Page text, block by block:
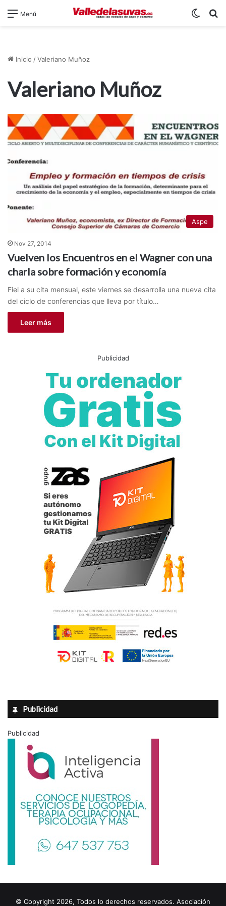
Menú
Inicio /Valeriano Muñoz
Valeriano Muñoz
Aspe
Nov 27, 2014
Vuelven los Encuentros en el Wagner con una
charla sobre formación y economía
Fiel a su cita mensual, este viernes se desarrolla una nueva cita
del ciclo de conferencias que lleva por título…
Leer más
Publicidad
Publicidad
Publicidad
© Copyright 2026, Todos lo derechos reservados. Asociación